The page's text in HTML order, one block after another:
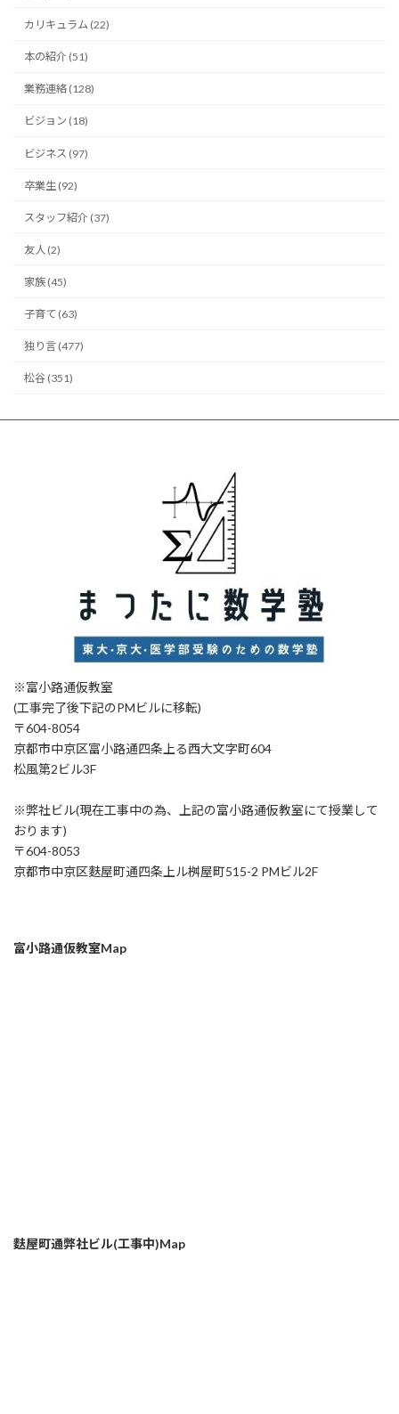
カリキュラム (22)
本の紹介 (51)
業務連絡 (128)
ビジョン (18)
ビジネス (97)
卒業生 (92)
スタッフ紹介 (37)
友人 (2)
家族 (45)
子育て (63)
独り言 (477)
松谷 (351)
※富小路通仮教室
(工事完了後下記のPMビルに移転)
〒604-8054
京都市中京区富小路通四条上る西大文字町604
松風第2ビル3F
※弊社ビル(現在工事中の為、上記の富小路通仮教室にて授業して
おります)
〒604-8053
京都市中京区麩屋町通四条上ル桝屋町515-2 PMビル2F
富小路通仮教室Map
麩屋町通弊社ビル(工事中)Map